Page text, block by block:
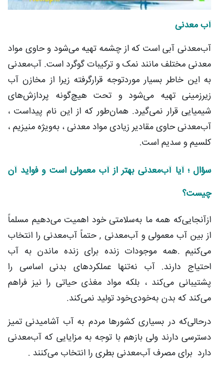
آب معدنی
آب‌معدنی آبی است که از چشمه تهیه می‌شود و حاوی مواد
معدنی مختلف مانند نمک و ترکیبات گوگرد است. آب‌معدنی
به این خاطر بسیار موردتوجه قرارگرفته زیرا از مخازن آب
زیرزمینی تهیه می‌شود و تحت هیچ‌گونه پردازش‌های
شیمیایی قرار نمی‌گیرد. همان‌طور که از این نام پیداست ،
آب‌معدنی حاوی مقادیر زیادی مواد معدنی ، به‌ویژه منیزیم ،
کلسیم و سدیم است.
سؤال ؛ آیا آب‌معدنی بهتر از آب معمولی است و فواید آن
چیست؟
ازآنجایی‌که همه ما به‌سلامتی خود اهمیت می‌دهیم مسلماً
از بین آب معمولی و آب‌معدنی , حتماً آب‌معدنی را انتخاب
می‌کنیم .همه موجودات زنده برای زنده ماندن به آب
احتیاج دارند. آب نه‌تنها عملکردهای بدنی اساسی را
پشتیبانی می‌کند ، بلکه مواد مغذی حیاتی را نیز فراهم
می‌کند که بدن به‌خودی‌خود تولید نمی‌کند.
درحالی‌که در بسیاری کشورها مردم به آب آشامیدنی تمیز
دسترسی دارند ولی بازهم با توجه به مزایایی که آب‌معدنی
دارد برای مصرف آب‌معدنی بطری را انتخاب می‌کنند .